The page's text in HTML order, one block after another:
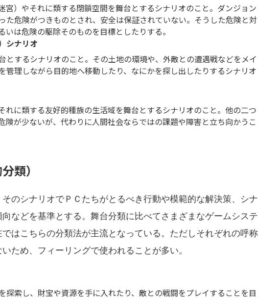
宮）やそれに類する閉鎖空間を舞台とするシナリオのこと。ダンジョン
た危険がつきものとされ、安全は保証されていない。そうした危険と対
いは危険の駆除そのものを目標としたりする。
シナリオ
とするシナリオのこと。その土地の環境や、外敵との遭遇戦などをメイ
管理しながら目的地へ移動したり、なにかを探し出したりするシナリオ
れに類する友好的種族の生活域を舞台とするシナリオのこと。他の二つ
険が少ないが、代わりに人間社会ならではの課題や障害と立ち向かうこ
類）
のシナリオでＰＣたちがとるべき行動や模範的な解決策、シナ
などを基準とする。舞台分類に比べてさまざまなゲームシステ
はこちらの分類法が主流となっている。ただしそれぞれの呼称
ため、フィーリングで使われることが多い。
探索し、財宝や資源を手に入れたり、敵との戦闘をプレイすることを目